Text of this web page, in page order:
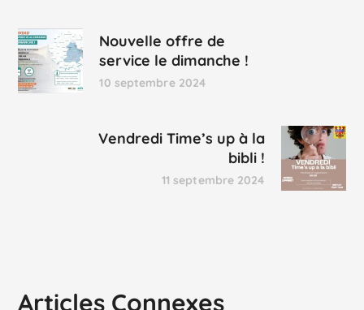
Nouvelle offre de
service le dimanche !
10 septembre 2024
Vendredi Time’s up à la
bibli !
11 septembre 2024
Articles Connexes